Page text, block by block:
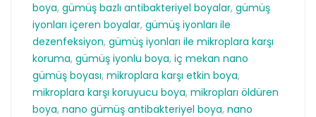
boya, gümüş bazlı antibakteriyel boyalar, gümüş
iyonları içeren boyalar, gümüş iyonları ile
dezenfeksiyon, gümüş iyonları ile mikroplara karşı
koruma, gümüş iyonlu boya, iç mekan nano
gümüş boyası, mikroplara karşı etkin boya,
mikroplara karşı koruyucu boya, mikropları öldüren
boya, nano gümüş antibakteriyel boya, nano